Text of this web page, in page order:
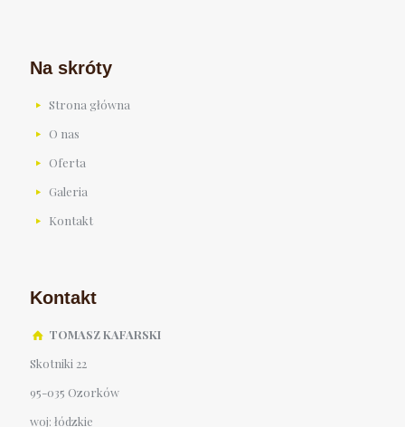
Na skróty
Strona główna
O nas
Oferta
Galeria
Kontakt
Kontakt
TOMASZ KAFARSKI
Skotniki 22
95-035 Ozorków
woj: łódzkie